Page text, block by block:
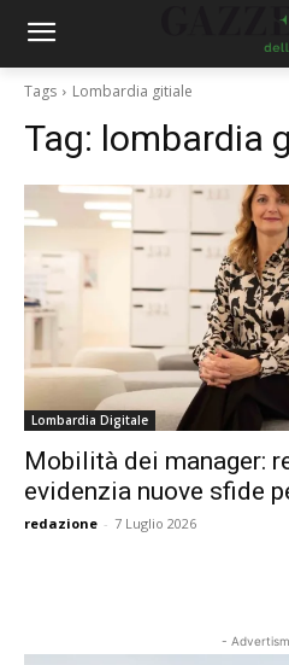
Tags Lombardia gitiale
Tag: lombardia
Lombardia Digitale
Mobilità dei manager:
evidenzia nuove sfide
redazione - 7 Luglio 2026
-